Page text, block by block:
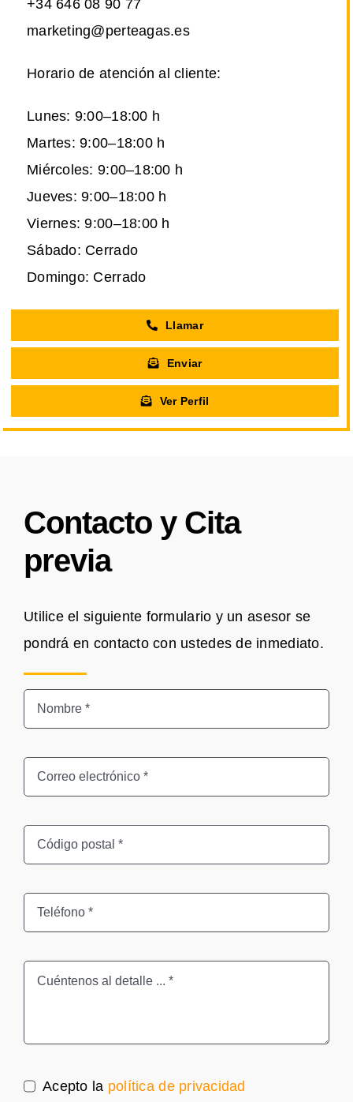
+34 646 08 90 77
marketing@perteagas.es
Horario de atención al cliente:
Lunes: 9:00–18:00 h
Martes: 9:00–18:00 h
Miércoles: 9:00–18:00 h
Jueves: 9:00–18:00 h
Viernes: 9:00–18:00 h
Sábado: Cerrado
Domingo: Cerrado
Llamar
Enviar
Ver Perfil
Contacto y Cita
previa
Utilice el siguiente formulario y un asesor se
pondrá en contacto con ustedes de inmediato.
Acepto la política de privacidad